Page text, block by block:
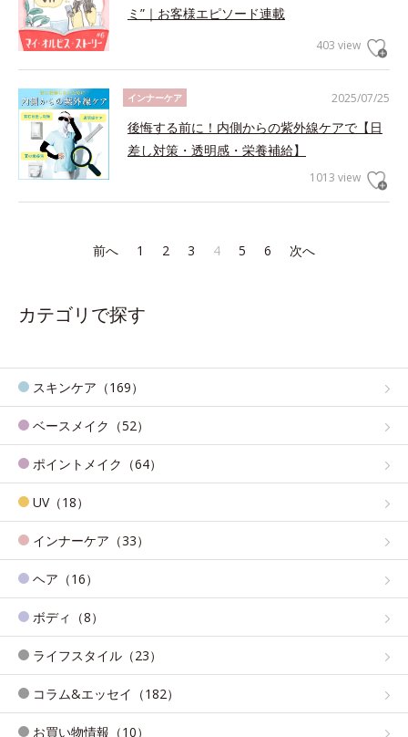
ミ”｜お客様エピソード連載
403 view
2025/07/25
インナーケア
後悔する前に！内側からの紫外線ケアで【日
差し対策・透明感・栄養補給】
1013 view
前へ 1 2 3 4 5 6 次へ
カテゴリで探す
スキンケア（169）
ベースメイク（52）
ポイントメイク（64）
UV（18）
インナーケア（33）
ヘア（16）
ボディ（8）
ライフスタイル（23）
コラム&エッセイ（182）
お買い物情報（10）